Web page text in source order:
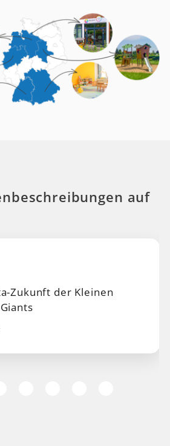
auf
Zukunft der Kleinen